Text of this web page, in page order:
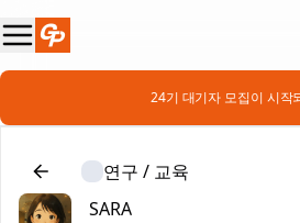
📣 24기 대기자 모집이 시작
연구 / 교육
SARA